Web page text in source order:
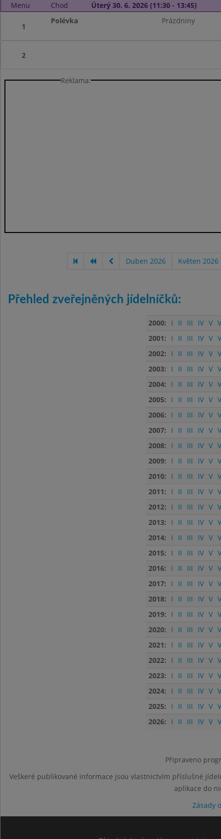
Menu Chod Úterý 30. 6. 2026 (11:30 - 13:45)
1
Polévka Prázdniny
2
Reklama:
Duben 2026 Květen 2026
Přehled zveřejněných jídelníčků:
2000: I II III IV V
2001:
I II III IV V
2002:
I II III IV V
2003:
I II III IV V
2004:
I II III IV V
2005:
I II III IV V
2006:
I II III IV V
2007:
I II III IV V
2008:
I II III IV V
2009:
I II III IV V
2010:
I II III IV V
2011:
I II III IV V
2012:
I II III IV V
2013:
I II III IV V
2014:
I II III IV V
2015:
I II III IV V
2016:
I II III IV V
2017:
I II III IV V
2018:
I II III IV V
2019:
I II III IV V
2020:
I II III IV V
2021:
I II III IV V
2022:
I II III IV V
2023:
I II III IV V
2024:
I II III IV V
2025:
I II III IV V
2026:
I II III IV V
Připraveno
Veškeré publikované informace jsou vlastnictvím příslušné
aplikace do
Zásady